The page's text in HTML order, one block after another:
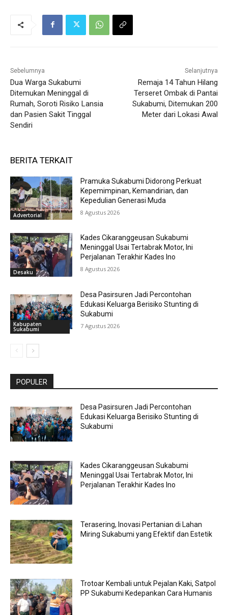
Sebelumnya
Dua Warga Sukabumi
Ditemukan Meninggal di
Rumah, Soroti Risiko Lansia
dan Pasien Sakit Tinggal
Sendiri
Selanjutnya
Remaja 14 Tahun Hilang
Terseret Ombak di Pantai
Sukabumi, Ditemukan 200
Meter dari Lokasi Awal
BERITA TERKAIT
Advertorial
Pramuka Sukabumi Didorong Perkuat
Kepemimpinan, Kemandirian, dan
Kepedulian Generasi Muda
8 Agustus 2026
Desaku
Kades Cikaranggeusan Sukabumi
Meninggal Usai Tertabrak Motor, Ini
Perjalanan Terakhir Kades Ino
8 Agustus 2026
Kabupaten
Sukabumi
Desa Pasirsuren Jadi Percontohan
Edukasi Keluarga Berisiko Stunting di
Sukabumi
7 Agustus 2026
POPULER
Desa Pasirsuren Jadi Percontohan
Edukasi Keluarga Berisiko Stunting di
Sukabumi
Kades Cikaranggeusan Sukabumi
Meninggal Usai Tertabrak Motor, Ini
Perjalanan Terakhir Kades Ino
Terasering, Inovasi Pertanian di Lahan
Miring Sukabumi yang Efektif dan Estetik
Trotoar Kembali untuk Pejalan Kaki, Satpol
PP Sukabumi Kedepankan Cara Humanis